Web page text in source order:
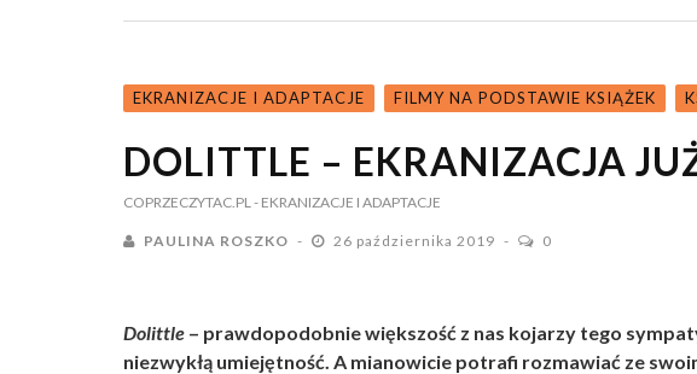
EKRANIZACJE I ADAPTACJE FILMY NA PODSTAWIE KSIĄŻEK
DOLITTLE – EKRANIZACJA
COPRZECZYTAC.PL- EKRANIZACJE I ADAPTACJE
PAULINA ROSZKO 26 października 2019 0
Dolittle – prawdopodobnie większość z nas kojarzy tego
niezwykłą umiejętność. A mianowicie potrafi rozmawiać ze